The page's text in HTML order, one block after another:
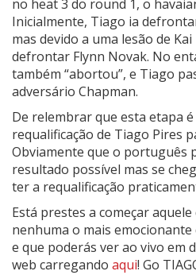
no heat 3 do round 1, o
Inicialmente, Tiago ia
mas devido a uma lesão de
defrontar Flynn Novak. No
também “abortou”, e Tiago
adversário Chapman.
De relembrar que esta etapa
requalificação de Tiago Pires
Obviamente que o português
resultado possível mas se
ter a requalificação
Está prestes a começar
nenhuma o mais
e que poderás ver ao vivo em
web carregando aqui! Go